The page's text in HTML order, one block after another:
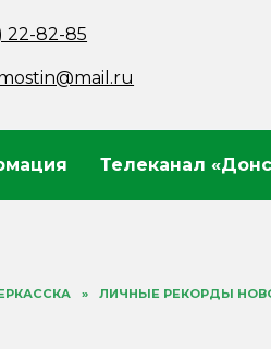
22-82-85
Телеканал
»
ЛИЧНЫЕ РЕКОРДЫ